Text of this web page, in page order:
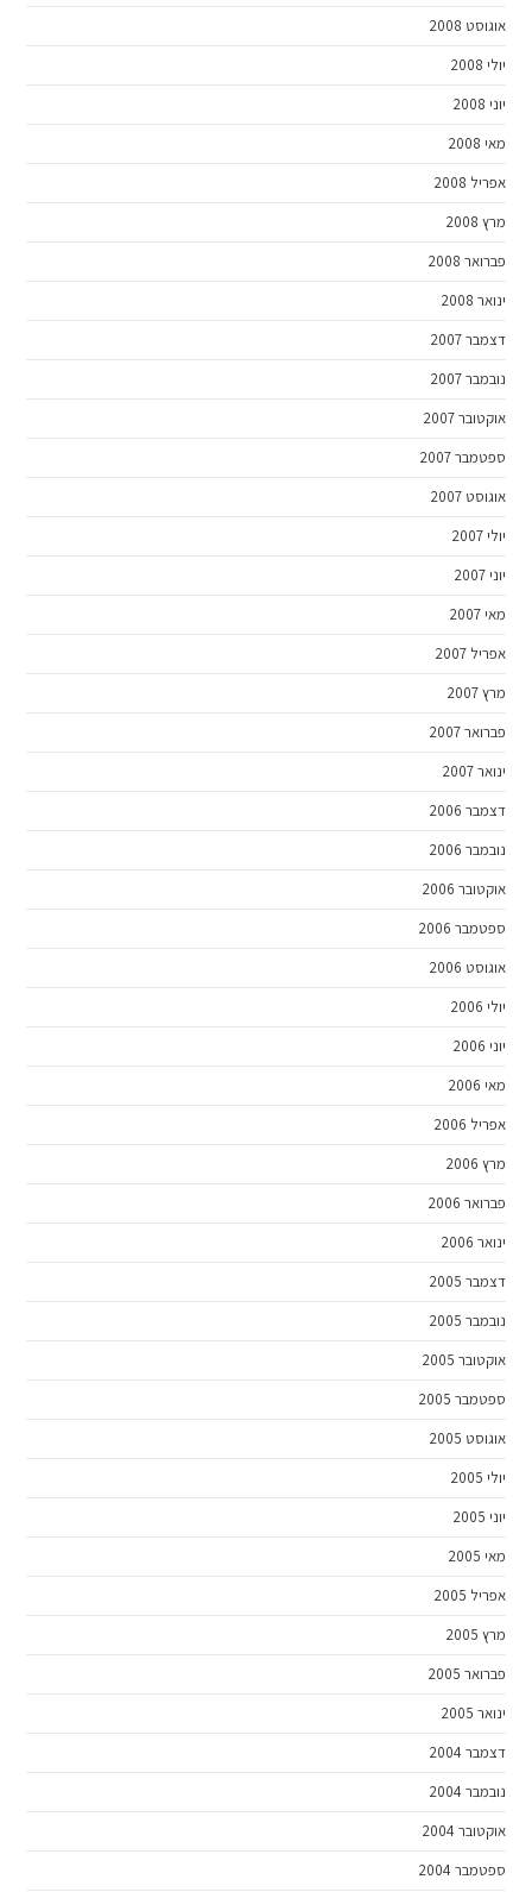
אוגוסט 2008
יולי 2008
יוני 2008
מאי 2008
אפריל 2008
מרץ 2008
פברואר 2008
ינואר 2008
דצמבר 2007
נובמבר 2007
אוקטובר 2007
ספטמבר 2007
אוגוסט 2007
יולי 2007
יוני 2007
מאי 2007
אפריל 2007
מרץ 2007
פברואר 2007
ינואר 2007
דצמבר 2006
נובמבר 2006
אוקטובר 2006
ספטמבר 2006
אוגוסט 2006
יולי 2006
יוני 2006
מאי 2006
אפריל 2006
מרץ 2006
פברואר 2006
ינואר 2006
דצמבר 2005
נובמבר 2005
אוקטובר 2005
ספטמבר 2005
אוגוסט 2005
יולי 2005
יוני 2005
מאי 2005
אפריל 2005
מרץ 2005
פברואר 2005
ינואר 2005
דצמבר 2004
נובמבר 2004
אוקטובר 2004
ספטמבר 2004